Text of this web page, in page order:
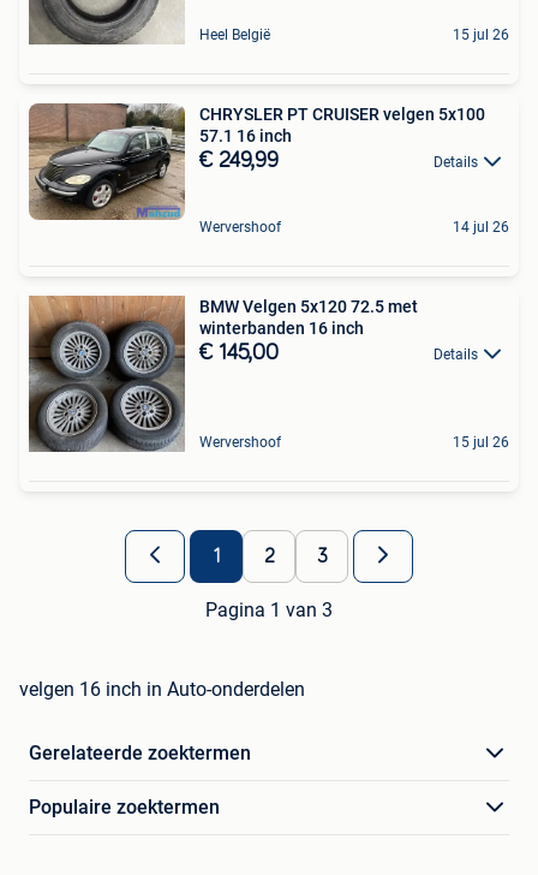
Heel België 15 jul 26
CHRYSLER PT CRUISER velgen 5x100
57.1 16 inch
€ 249,99 Details
Wervershoof 14 jul 26
BMW Velgen 5x120 72.5 met
winterbanden 16 inch
€ 145,00 Details
Wervershoof 15 jul 26
1 2 3
Pagina 1 van 3
velgen 16 inch in Auto-onderdelen
Gerelateerde zoektermen
Populaire zoektermen